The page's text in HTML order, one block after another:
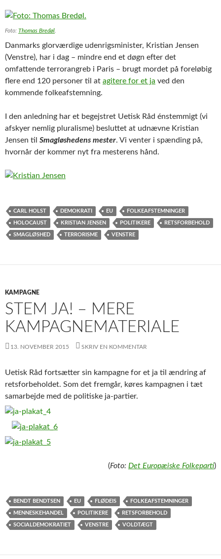
Foto: Thomas Bredøl
Danmarks glorværdige udenrigsminister, Kristian Jensen
(Venstre), har i dag – mindre end et døgn efter det
omfattende terrorangreb i Paris – brugt mordet på foreløbig
flere end 120 personer til at agitere for et ja ved den
kommende folkeafstemning.
I den anledning har et begejstret Uetisk Råd énstemmigt (vi
afskyer nemlig pluralisme) besluttet at udnævne Kristian
Jensen til Smagløshedens mester. Vi venter i spænding på,
hvornår der kommer nyt fra mesterens hånd.
CARL HOLST DEMOKRATI EU FOLKEAFSTEMNINGER
HOLOCAUST KRISTIAN JENSEN POLITIKERE RETSFORBEHOLD
SMAGLØSHED TERRORISME VENSTRE
KAMPAGNE
STEM JA! – MERE
KAMPAGNEMATERIALE
13. NOVEMBER 2015 SKRIV EN KOMMENTAR
Uetisk Råd fortsætter sin kampagne for et ja til ændring af
retsforbeholdet. Som det fremgår, køres kampagnen i tæt
samarbejde med de politiske ja-partier.
(Foto: Det Europæiske Folkeparti)
BENDT BENDTSEN EU FLØDEIS FOLKEAFSTEMNINGER
MENNESKEHANDEL POLITIKERE RETSFORBEHOLD
SOCIALDEMOKRATIET VENSTRE VOLDTÆGT